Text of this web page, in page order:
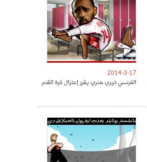
2014-3-17
الفرنسي تيري هنري يقرر إعتزال كرة القدم